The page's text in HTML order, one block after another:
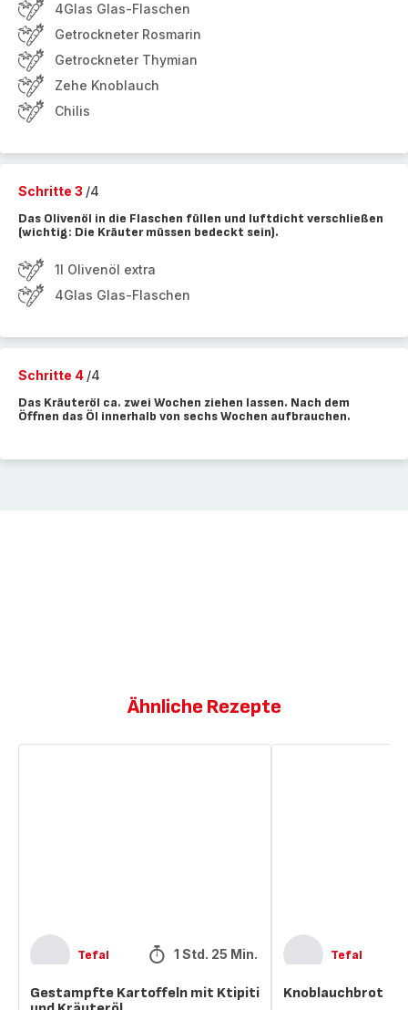
4Glas Glas-Flaschen
Getrockneter Rosmarin
Getrockneter Thymian
Zehe Knoblauch
Chilis
Schritte 3 /4
Das Olivenöl in die Flaschen füllen und luftdicht verschließen
(wichtig: Die Kräuter müssen bedeckt sein).
1l Olivenöl extra
4Glas Glas-Flaschen
Schritte 4 /4
Das Kräuteröl ca. zwei Wochen ziehen lassen. Nach dem
Öffnen das Öl innerhalb von sechs Wochen aufbrauchen.
Ähnliche Rezepte
Tefal 1 Std. 25 Min.
Gestampfte Kartoffeln mit Ktipiti
Tefal
Knoblauchbrot